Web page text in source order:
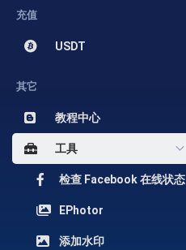
充值
USDT
其它
教程中心
工具
检查 Facebook 在线状态
EPhotor
添加水印